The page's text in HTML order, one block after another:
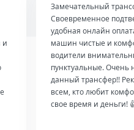
и
Замечательный
Своевременное
удобная онлайн
машин чистые и
водители
пунктуальные. Очень
данный трансфер!!
всем, кто любит
свое время и деньги!